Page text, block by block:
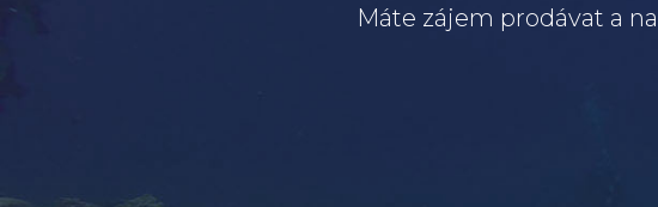
Máte zájem prodávat a